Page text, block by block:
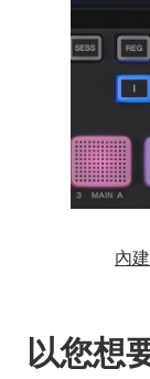
內
以您想